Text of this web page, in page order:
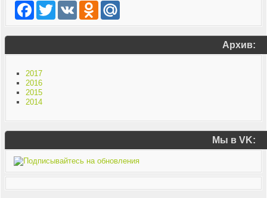
Facebook
TwitterVK Odnoklassniki
Mail.Ru
Архив:
2017
2016
2015
2014
Мы в VK: